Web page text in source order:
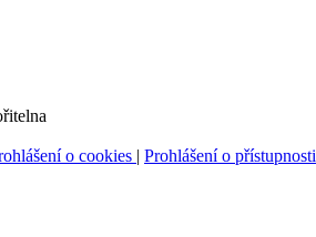
o cookies | Prohlášení o přístupnosti